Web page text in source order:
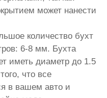
может нанести
количество бухт
6-8 мм. Бухта
иметь диаметр до 1.5
что все
в вашем авто и